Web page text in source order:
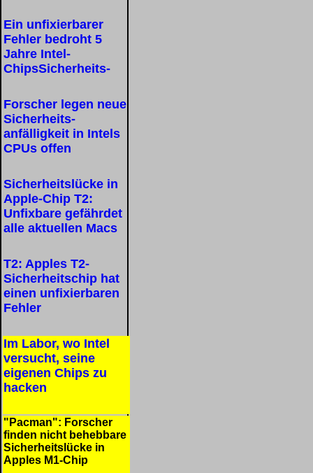
Ein unfixierbarer
Fehler bedroht 5
Jahre Intel-
ChipsSicherheits-
Forscher legen neue
Sicherheits-
anfälligkeit in Intels
CPUs offen
Sicherheitslücke in
Apple-Chip T2:
Unfixbare gefährdet
alle aktuellen Macs
T2: Apples T2-
Sicherheitschip hat
einen unfixierbaren
Fehler
Im Labor, wo Intel
versucht, seine
eigenen Chips zu
hacken
"Pacman": Forscher
finden nicht behebbare
Sicherheitslücke in
Apples M1-Chip